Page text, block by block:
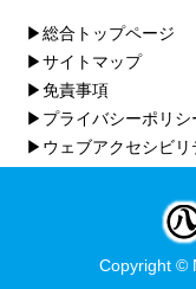
▶総合トップページ
▶サイトマップ
▶免責事項
▶プライバシーポリシ
▶ウェブアクセシビリ
Copyright ©